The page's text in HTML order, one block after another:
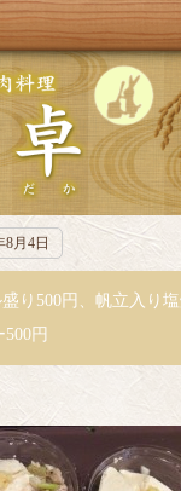
8月4日
り500円、帆立入り
円